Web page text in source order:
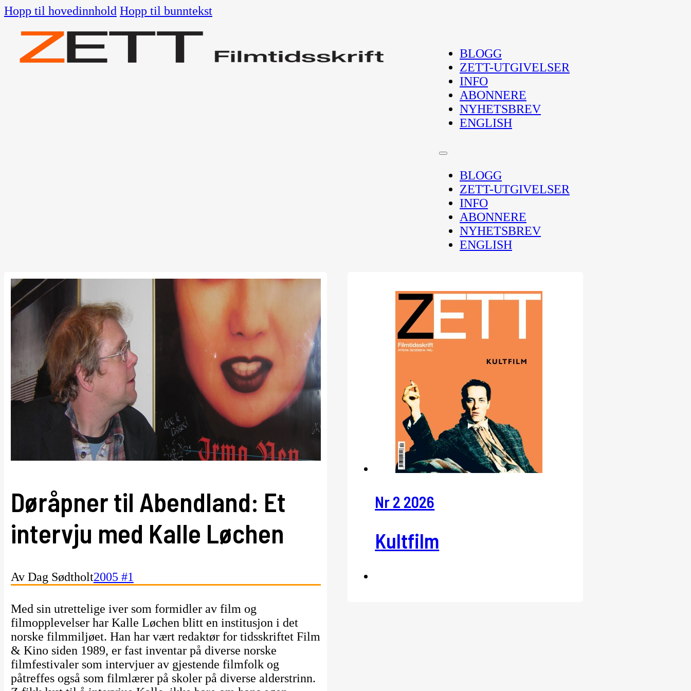
Hopp til hovedinnhold Hopp til bunntekst
BLOGG
ZETT-UTGIVELSER
INFO
ABONNERE
NYHETSBREV
ENGLISH
BLOGG
ZETT-UTGIVELSER
INFO
ABONNERE
NYHETSBREV
ENGLISH
Døråpner til Abendland: Et
intervju med Kalle Løchen
Av Dag Sødtholt2005 #1
Med sin utrettelige iver som formidler av film og
filmopplevelser har Kalle Løchen blitt en institusjon i det
norske filmmiljøet. Han har vært redaktør for tidsskriftet Film
& Kino siden 1989, er fast inventar på diverse norske
filmfestivaler som intervjuer av gjestende filmfolk og
påtreffes også som filmlærer på skoler på diverse alderstrinn.
Nr 2 2026
Kultfilm